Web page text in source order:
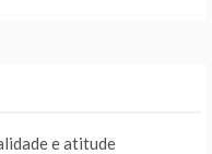
e atitude